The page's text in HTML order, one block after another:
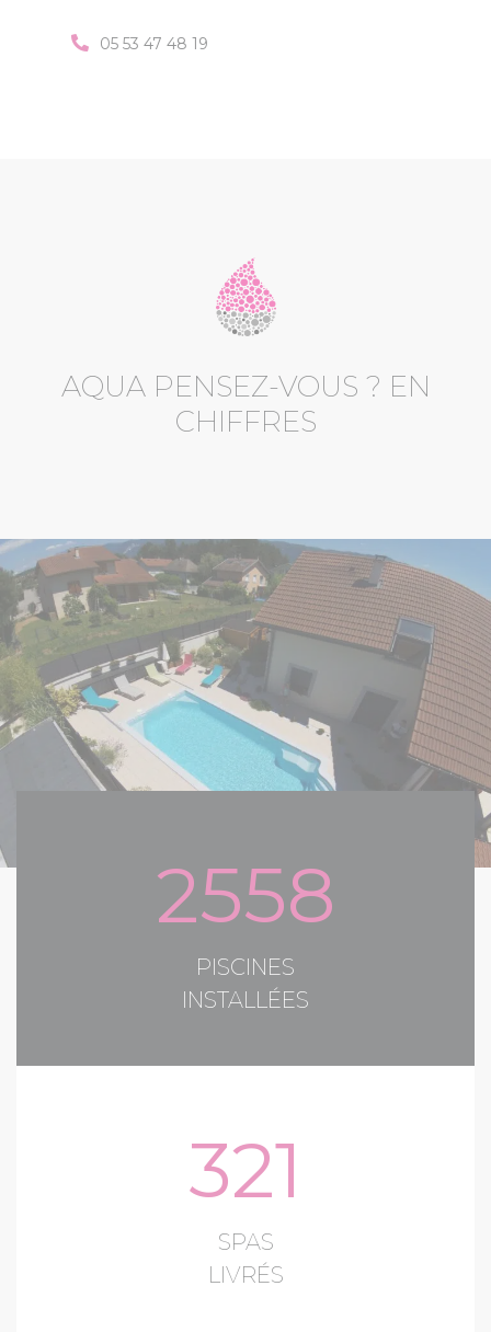
05 53 47 48 19
AQUA PENSEZ-VOUS ? EN
CHIFFRES
2558
PISCINES
INSTALLÉES
321
SPAS
LIVRÉS